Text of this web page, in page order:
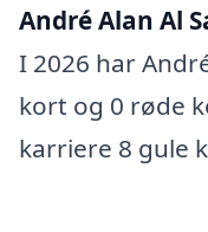
André Alan Al
I 2026 har
kort og 0 røde
karriere 8 gule